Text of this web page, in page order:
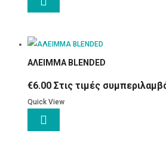
ΑΛΕΙΜΜΑ BLENDED
€6.00 Στις τιμές
Quick View
